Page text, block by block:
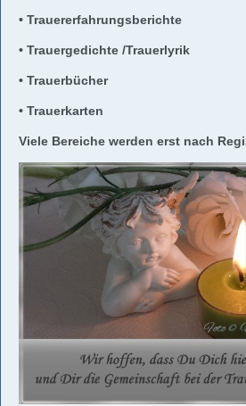
• Trauererfahrungsberichte
• Trauergedichte /Trauerlyrik
• Trauerbücher
• Trauerkarten
Viele Bereiche werden erst nach